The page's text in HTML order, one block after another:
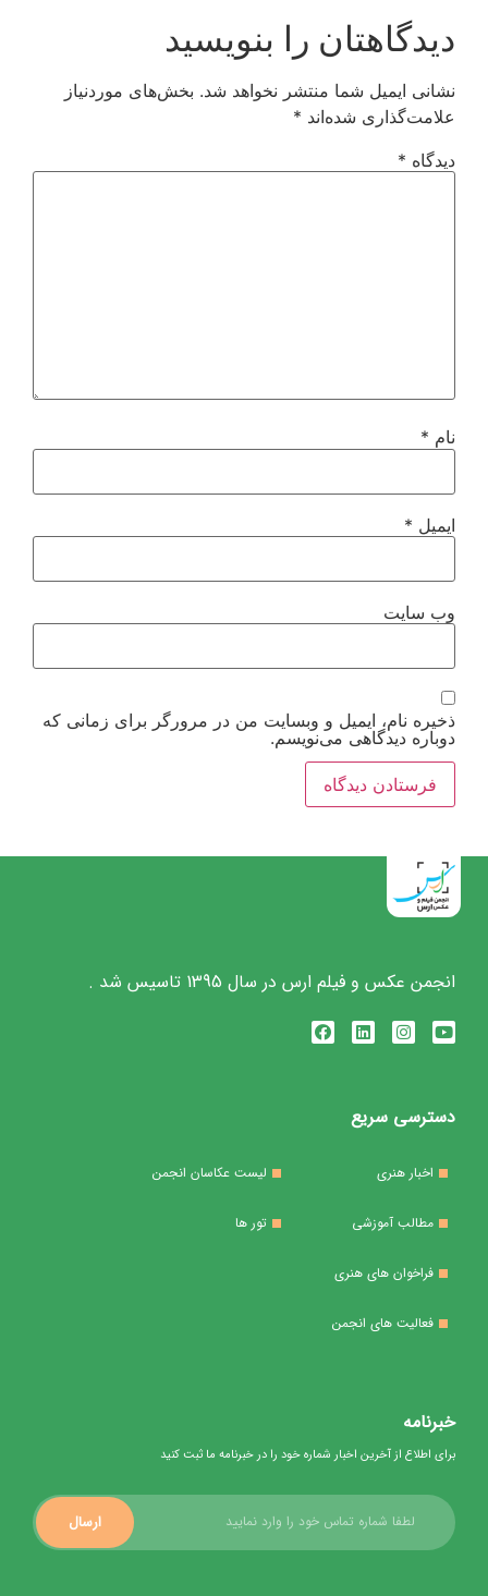
دیدگاهتان را بنویسید
نشانی ایمیل شما منتشر نخواهد شد. بخش‌های موردنیاز
علامت‌گذاری شده‌اند *
دیدگاه *
نام *
ایمیل *
وب‌ سایت
ذخیره نام، ایمیل و وبسایت من در مرورگر برای زمانی که
دوباره دیدگاهی می‌نویسم.
انجمن عکس و فیلم ارس در سال 1395 تاسیس شد .
دسترسی سریع
اخبار هنری
مطالب آموزشی
فراخوان های هنری
فعالیت های انجمن
لیست عکاسان انجمن
تور ها
خبرنامه
برای اطلاع از آخرین اخبار شماره خود را در خبرنامه ما ثبت کنید
ارسال